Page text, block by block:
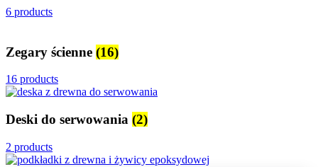
6 products
Zegary ścienne (16)
16 products
Deski do serwowania (2)
2 products